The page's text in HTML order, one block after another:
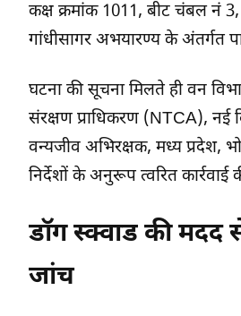
कक्ष क्रमांक 1011, बीट चंबल नं 3,
गांधीसागर अभयारण्य के अंतर्गत
घटना की सूचना मिलते ही वन
संरक्षण प्राधिकरण (NTCA), नई
वन्यजीव अभिरक्षक, मध्य प्रदेश,
निर्देशों के अनुरूप त्वरित कार्रवाई
डॉग स्क्वाड की मदद
जांच